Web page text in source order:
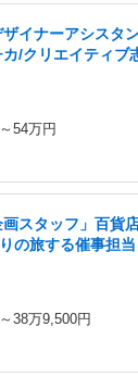
イナーアシスタ
/クリエイティブ
54万円
画スタッフ」百貨
の旅する催事担当
38万9,500円